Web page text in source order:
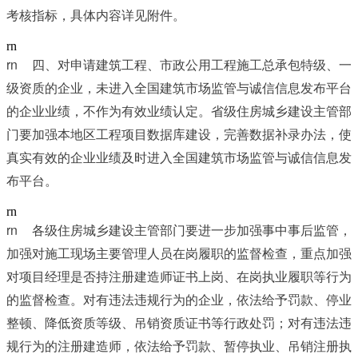
考核指标，具体内容详见附件。
rn
四、对申请建筑工程、市政公用工程施工总承包特级、一
级资质的企业，未进入全国建筑市场监管与诚信信息发布平台
的企业业绩，不作为有效业绩认定。省级住房城乡建设主管部
门要加强本地区工程项目数据库建设，完善数据补录办法，使
真实有效的企业业绩及时进入全国建筑市场监管与诚信信息发
布平台。
rn
各级住房城乡建设主管部门要进一步加强事中事后监管，
加强对施工现场主要管理人员在岗履职的监督检查，重点加强
对项目经理是否持注册建造师证书上岗、在岗执业履职等行为
的监督检查。对有违法违规行为的企业，依法给予罚款、停业
整顿、降低资质等级、吊销资质证书等行政处罚；对有违法违
规行为的注册建造师，依法给予罚款、暂停执业、吊销注册执